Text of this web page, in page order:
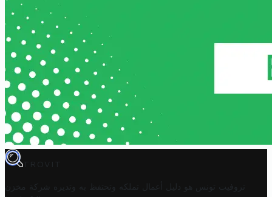
TROVIT
تروفيت تونس هو دليل أعمال تملكه وتحتفظ به وتديره
شركة مخزن